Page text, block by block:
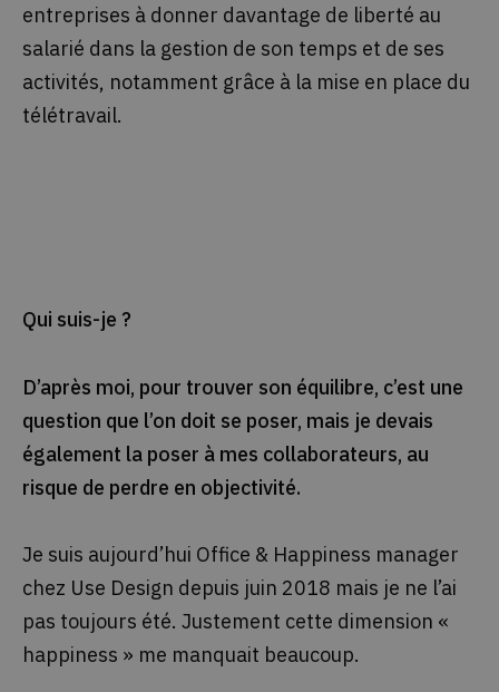
entreprises à donner davantage de liberté au
salarié dans la gestion de son temps et de ses
activités, notamment grâce à la mise en place du
télétravail.
Qui suis-je ?
D’après moi, pour trouver son équilibre, c’est une
question que l’on doit se poser, mais je devais
également la poser à mes collaborateurs, au
risque de perdre en objectivité.
Je suis aujourd’hui Office & Happiness manager
chez Use Design depuis juin 2018 mais je ne l’ai
pas toujours été. Justement cette dimension «
happiness » me manquait beaucoup.